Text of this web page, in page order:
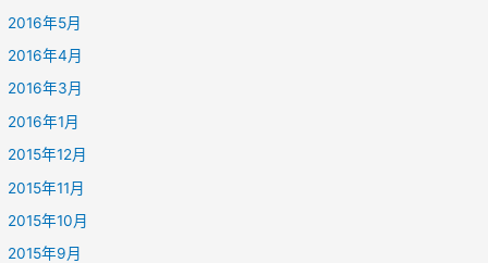
2016年5月
2016年4月
2016年3月
2016年1月
2015年12月
2015年11月
2015年10月
2015年9月